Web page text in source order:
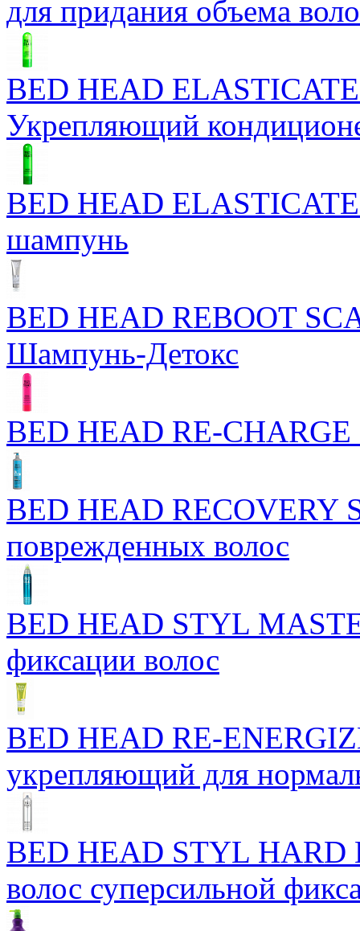
для придания объема
BED HEAD
Укрепляющий
BED HEAD
шампунь
BED HEAD REBOOT
Шампунь-Детокс
BED HEAD RE-
BED HEAD RECOVERY
поврежденных волос
BED HEAD STYL
фиксации волос
BED HEAD RE-
укрепляющий для
BED HEAD STYL HARD
волос суперсильной